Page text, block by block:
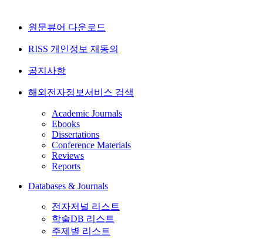
원문뷰어 다운로드
RISS 개인정보 재동의
공지사항
해외전자정보서비스 검색
Academic Journals
Ebooks
Dissertations
Conference Materials
Reviews
Reports
Databases & Journals
전자저널 리스트
학술DB 리스트
주제별 리스트